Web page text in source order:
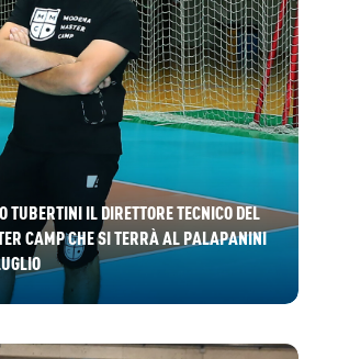
TUBERTINI IL DIRETTORE TECNICO DEL
CAMP CHE SI TERRÀ AL PALAPANINI